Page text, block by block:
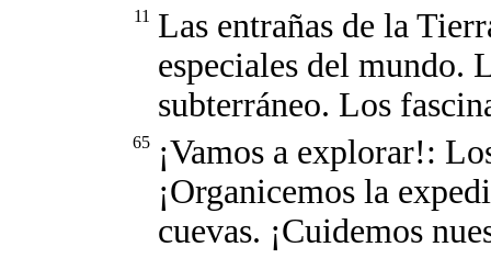
11 Las entrañas de la
especiales del mundo.
subterráneo. Los
65 ¡Vamos a explorar!:
¡Organicemos la
cuevas. ¡Cuidemos